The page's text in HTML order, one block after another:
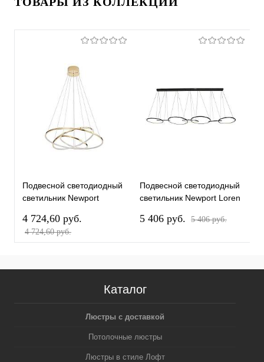
Подвесной светодиодный
светильник Newport
М0068824
4 724,60 pуб.
4 724,60 pуб.
Подвесной светодиодный
светильник Newport Loren
М0068990
5 406 pуб. 5 406 pуб.
Каталог
Люстры с доставкой
Потолочные люстры
Люстры в стиле Лофт